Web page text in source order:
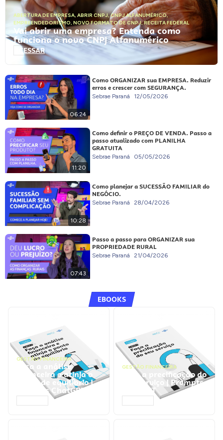
ABERTURA DE EMPRESA, ABRIR CNPJ,CNPJ ALFANUMÉRICO,
EMPREENDEDORISMO, NOVO FORMATO DE CNPJ,RECEITA FEDERAL
Vai abrir uma empresa? Entenda como
funciona o novo CNPJ Alfanumérico
ACESSAR
06:24
Como ORGANIZAR sua EMPRESA. Reduzir
erros e crescer com SEGURANÇA.
Sebrae Paraná 12/05/2026
11:20
Como definir o PREÇO DE VENDA. Passo a
passo atualizado com PLANILHA
GRATUITA
Sebrae Paraná 05/05/2026
10:28
Como planejar a SUCESSÃO FAMILIAR do
NEGÓCIO.
Sebrae Paraná 28/04/2026
07:43
Passo a passo para ORGANIZAR sua
PROPRIEDADE RURAL
Sebrae Paraná 21/04/2026
EBOOKS
GESTÃO FINANCEIRA
Faça a análise
financeira e atinja o
ponto de equilíbrio |
Prompts ChatGPT
GESTÃO FINANCEIRA
Faça a precificação do
seu serviço | Prompts
ChatGPT